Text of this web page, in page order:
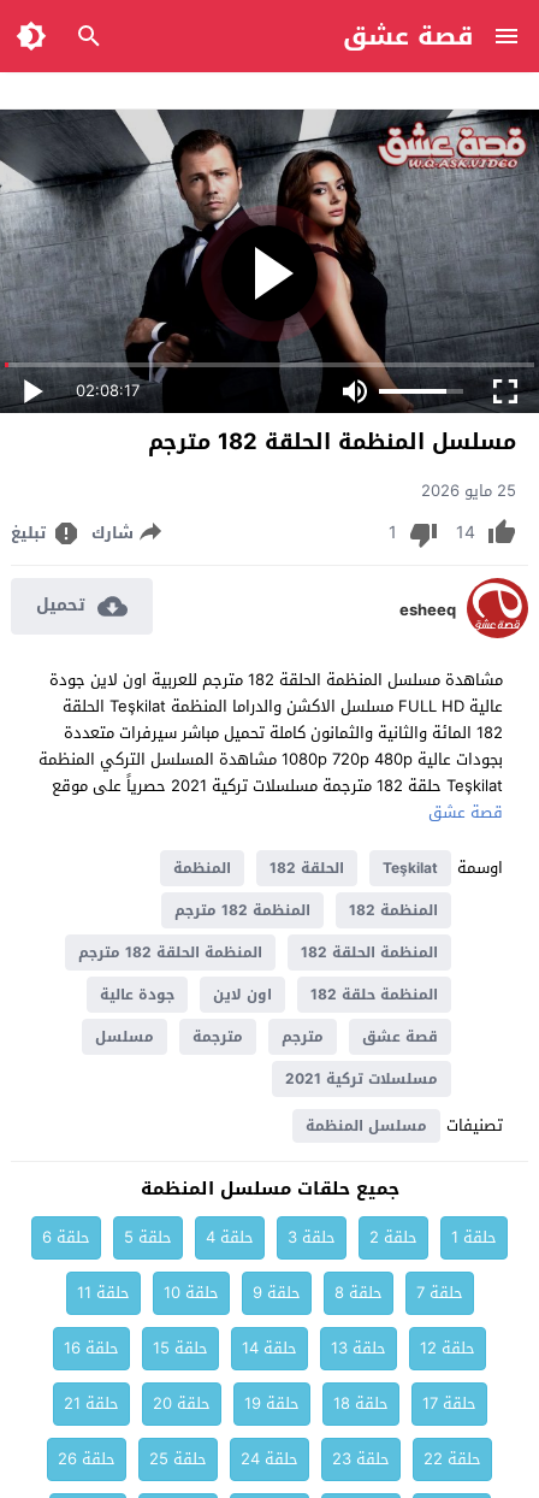
قصة عشق
02:08:17
مسلسل المنظمة الحلقة 182 مترجم
25 مايو 2026
14
1 شارك تبليغ
esheeq تحميل
مشاهدة مسلسل المنظمة الحلقة 182 مترجم للعربية اون لاين جودة
عالية FULL HD مسلسل الاكشن والدراما المنظمة Teşkilat الحلقة
182 المائة والثانية والثمانون كاملة تحميل مباشر سيرفرات متعددة
بجودات عالية 1080p 720p 480p مشاهدة المسلسل التركي المنظمة
Teşkilat حلقة 182 مترجمة مسلسلات تركية 2021 حصرياً على موقع
قصة عشق
اوسمة
Teşkilat الحلقة 182
المنظمة
المنظمة 182
المنظمة 182 مترجم
المنظمة الحلقة 182
المنظمة الحلقة 182 مترجم
المنظمة حلقة 182
اون لاين
جودة عالية
قصة عشق
مترجم مترجمة
مسلسل
مسلسلات تركية 2021
تصنيفات مسلسل المنظمة
جميع حلقات مسلسل المنظمة
حلقة 1 حلقة 2 حلقة 3 حلقة 4 حلقة 5
حلقة 6
حلقة 7
حلقة 8 حلقة 9 حلقة 10
حلقة 11
حلقة 12
حلقة 13 حلقة 14 حلقة 15
حلقة 16
حلقة 17
حلقة 18 حلقة 19 حلقة 20
حلقة 21
حلقة 22
حلقة 23 حلقة 24 حلقة 25
حلقة 26